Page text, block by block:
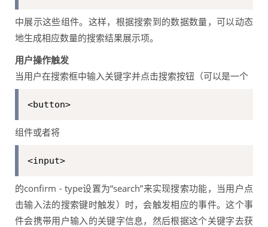
中展示这些组件。这样，根据搜索到的数据数量，可以动态
地生成相应数量的搜索结果展示项。
用户操作触发
当用户在搜索框中输入关键字并点击搜索按钮（可以是一个
<button>
组件或者将
<input>
的confirm - type设置为“search”来实现搜索功能，当用户点
击输入法的搜索键时触发）时，会触发相应的事件。这个事
件会携带用户输入的关键字信息，然后根据这个关键字去获